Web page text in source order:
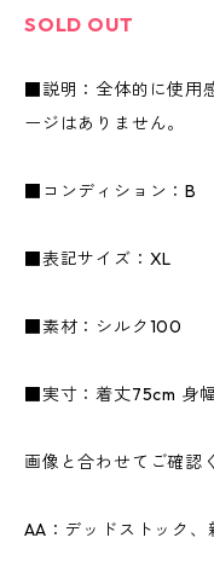
SOLD OUT
■説明：全体的に使用
ージはありません。
■コンディション：B
■表記サイズ：XL
■素材：シルク100
■実寸：着丈75cm 身
画像と合わせてご確認
AA：デッドストック、